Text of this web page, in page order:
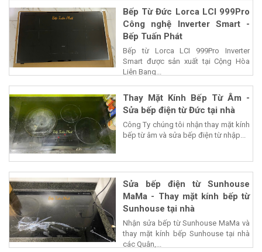
Bếp Từ Đức Lorca LCI 999Pro
Công nghệ Inverter Smart -
Bếp Tuấn Phát
Bếp từ Lorca LCI 999Pro Inverter
Smart được sản xuất tại Cộng Hòa
Liên Bang...
Thay Mặt Kính Bếp Từ Âm -
Sửa bếp điện từ Đức tại nhà
Công Ty chúng tôi nhận thay mặt kính
bếp từ âm và sửa bếp điện từ nhập...
Sửa bếp điện từ Sunhouse
MaMa - Thay mặt kính bếp từ
Sunhouse tại nhà
Nhận sửa bếp từ Sunhouse MaMa và
thay mặt kính bếp Sunhouse tại nhà
các Quận,...